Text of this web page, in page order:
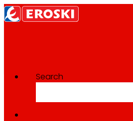
Search
Sala de prensa
Volver a todas as noticias